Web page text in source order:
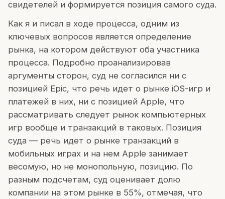
свидетелей и формируется позиция самого суда.
Как я и писал в ходе процесса, одним из
ключевых вопросов является определение
рынка, на котором действуют оба участника
процесса. Подробно проанализировав
аргументы сторон, суд не согласился ни с
позицией Epic, что речь идет о рынке iOS-игр и
платежей в них, ни с позицией Apple, что
рассматривать следует рынок компьютерных
игр вообще и транзакций в таковых. Позиция
суда — речь идет о рынке транзакций в
мобильных играх и на нем Apple занимает
весомую, но не монопольную, позицию. По
разным подсчетам, суд оценивает долю
компании на этом рынке в 55%, отмечая, что